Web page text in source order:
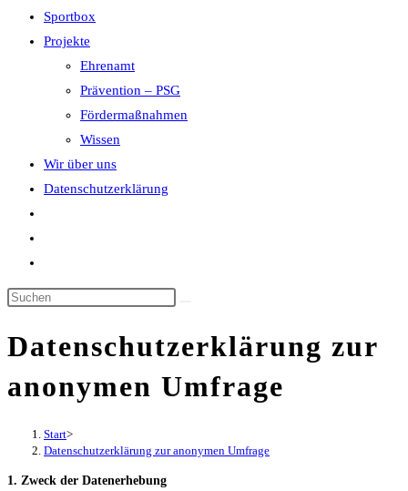
Sportbox
Projekte
Ehrenamt
Prävention – PSG
Fördermaßnahmen
Wissen
Wir über uns
Datenschutzerklärung
Suche
umschalten
Datenschutzerklärung zur
anonymen Umfrage
Start>
Datenschutzerklärung zur anonymen Umfrage
1. Zweck der Datenerhebung